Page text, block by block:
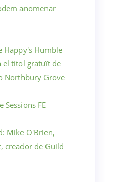
anomenar
Happy's Humble
el títol gratuït de
Northbury Grove
Sessions FE
Mike O'Brien,
creador de Guild